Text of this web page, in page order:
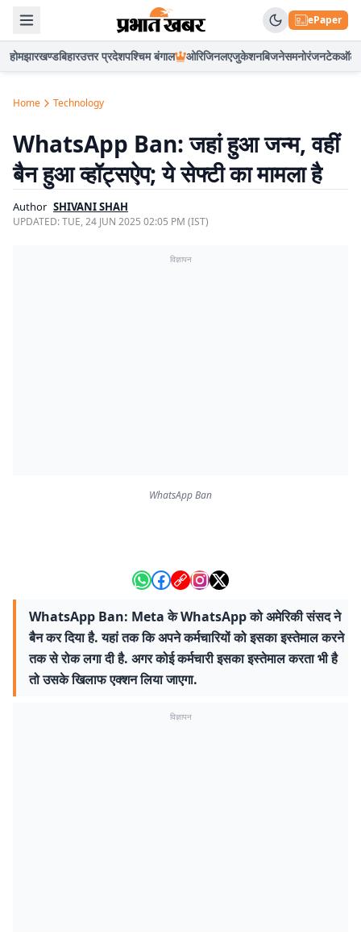
ePaper
होमझारखण्डबिहारउत्तर प्रदेशपश्चिम बंगाल ओरिजिनलएजुकेशनबिजनेसमनोरंजनटेकऑटो
Home Technology
WhatsApp Ban: जहां हुआ जन्म, वहीं
बैन हुआ व्हॉट्सऐप; ये सेफ्टी का मामला है
Author SHIVANI SHAH
UPDATED:TUE, 24 JUN 2025 02:05 PM (IST)
विज्ञापन
WhatsApp Ban
WhatsApp Ban: Meta के WhatsApp को अमेरिकी संसद ने
बैन कर दिया है. यहां तक कि अपने कर्मचारियों को इसका इस्तेमाल करने
तक से रोक लगा दी है. अगर कोई कर्मचारी इसका इस्तेमाल करता भी है
तो उसके खिलाफ एक्शन लिया जाएगा.
विज्ञापन